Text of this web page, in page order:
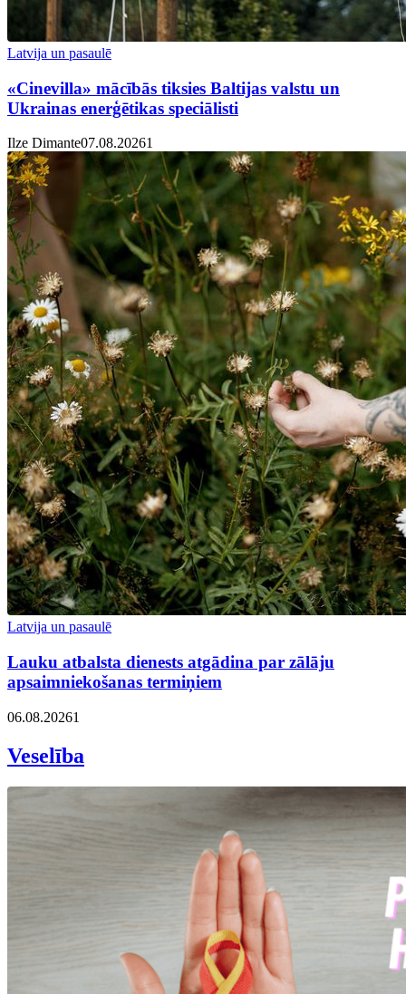
Latvija un pasaulē
«Cinevilla» mācībās tiksies Baltijas valstu un
Ukrainas enerģētikas speciālisti
Ilze Dimante07.08.20261
Latvija un pasaulē
Lauku atbalsta dienests atgādina par zālāju
apsaimniekošanas termiņiem
06.08.20261
Veselība